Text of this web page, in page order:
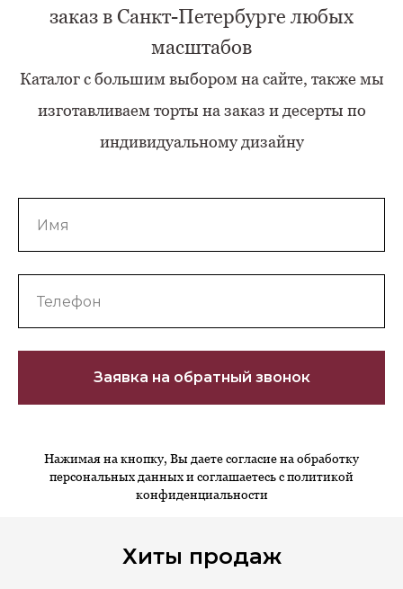
заказ в Санкт-Петербурге любых
масштабов
Каталог с большим выбором на сайте, также мы
изготавливаем торты на заказ и десерты по
индивидуальному дизайну
Заявка на обратный звонок
Нажимая на кнопку, Вы даете согласие на обработку
персональных данных и соглашаетесь c политикой
конфиденциальности
Хиты продаж